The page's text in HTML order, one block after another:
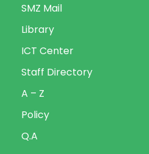
SMZ Mail
Library
ICT Center
Staff Directory
A – Z
Policy
Q.A